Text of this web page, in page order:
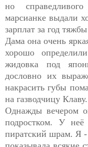
но
марсианке выдали
зарплат за год
Дама она очень
хорошо
жидовка под
дословно их
накрасить губы
на газводчицу Клаву.
Однажды вечером
подростком. У
пиратский шрам. Я -